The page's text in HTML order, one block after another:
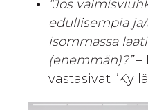
“Jos
edullisempia
isommassa
(enemmän)?”–
vastasivat